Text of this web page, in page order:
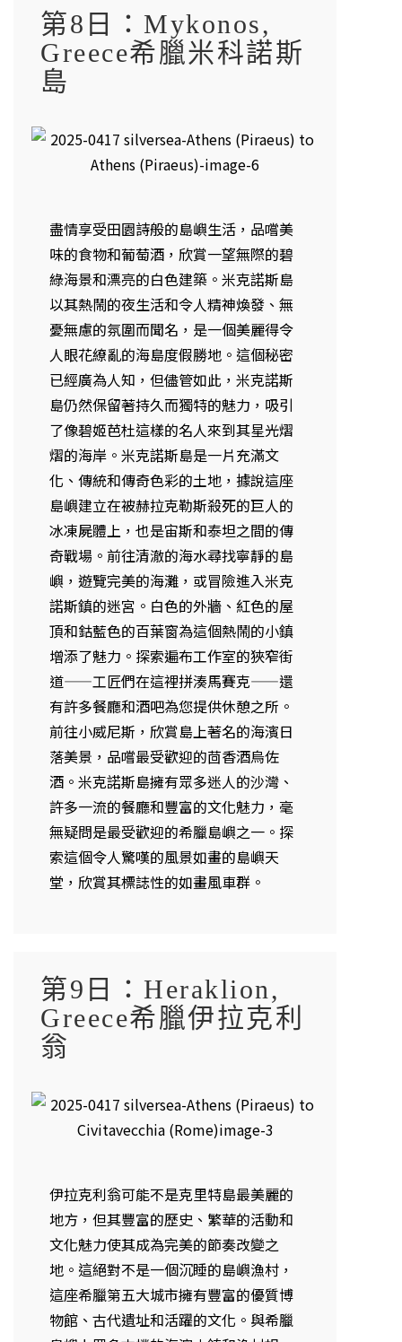
第8日：Mykonos,
Greece希臘米科諾斯
島
盡情享受田園詩般的島嶼生活，品嚐美
味的食物和葡萄酒，欣賞一望無際的碧
綠海景和漂亮的白色建築。米克諾斯島
以其熱鬧的夜生活和令人精神煥發、無
憂無慮的氛圍而聞名，是一個美麗得令
人眼花繚亂的海島度假勝地。這個秘密
已經廣為人知，但儘管如此，米克諾斯
島仍然保留著持久而獨特的魅力，吸引
了像碧姬芭杜這樣的名人來到其星光熠
熠的海岸。米克諾斯島是一片充滿文
化、傳統和傳奇色彩的土地，據說這座
島嶼建立在被赫拉克勒斯殺死的巨人的
冰凍屍體上，也是宙斯和泰坦之間的傳
奇戰場。前往清澈的海水尋找寧靜的島
嶼，遊覽完美的海灘，或冒險進入米克
諾斯鎮的迷宮。白色的外牆、紅色的屋
頂和鈷藍色的百葉窗為這個熱鬧的小鎮
增添了魅力。探索遍布工作室的狹窄街
道——工匠們在這裡拼湊馬賽克——還
有許多餐廳和酒吧為您提供休憩之所。
前往小威尼斯，欣賞島上著名的海濱日
落美景，品嚐最受歡迎的茴香酒烏佐
酒。米克諾斯島擁有眾多迷人的沙灣、
許多一流的餐廳和豐富的文化魅力，毫
無疑問是最受歡迎的希臘島嶼之一。探
索這個令人驚嘆的風景如畫的島嶼天
堂，欣賞其標誌性的如畫風車群。
第9日：Heraklion,
Greece希臘伊拉克利
翁
伊拉克利翁可能不是克里特島最美麗的
地方，但其豐富的歷史、繁華的活動和
文化魅力使其成為完美的節奏改變之
地。這絕對不是一個沉睡的島嶼漁村，
這座希臘第五大城市擁有豐富的優質博
物館、古代遺址和活躍的文化。與希臘